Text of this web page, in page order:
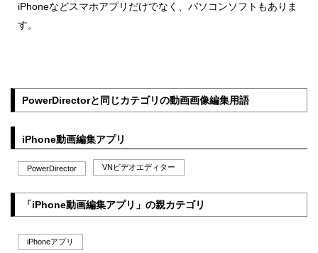
iPhoneなどスマホアプリだけでなく、パソコンソフトもありま
す。
PowerDirectorと同じカテゴリの動画画像編集用語
iPhone動画編集アプリ
PowerDirector VNビデオエディター
「iPhone動画編集アプリ」の親カテゴリ
iPhoneアプリ